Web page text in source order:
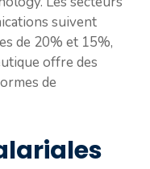
suivent
de 20% et 15%,
offre des
de